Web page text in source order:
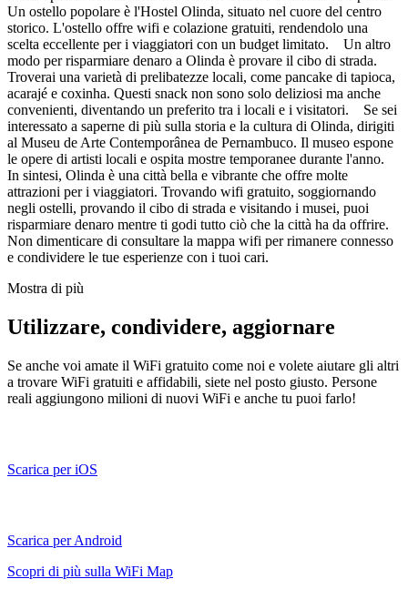
Un ostello popolare è l'Hostel Olinda, situato nel cuore del centro
storico. L'ostello offre wifi e colazione gratuiti, rendendolo una
scelta eccellente per i viaggiatori con un budget limitato. Un altro
modo per risparmiare denaro a Olinda è provare il cibo di strada.
Troverai una varietà di prelibatezze locali, come pancake di tapioca,
acarajé e coxinha. Questi snack non sono solo deliziosi ma anche
convenienti, diventando un preferito tra i locali e i visitatori. Se sei
interessato a saperne di più sulla storia e la cultura di Olinda, dirigiti
al Museu de Arte Contemporânea de Pernambuco. Il museo espone
le opere di artisti locali e ospita mostre temporanee durante l'anno.
In sintesi, Olinda è una città bella e vibrante che offre molte
attrazioni per i viaggiatori. Trovando wifi gratuito, soggiornando
negli ostelli, provando il cibo di strada e visitando i musei, puoi
risparmiare denaro mentre ti godi tutto ciò che la città ha da offrire.
Non dimenticare di consultare la mappa wifi per rimanere connesso
e condividere le tue esperienze con i tuoi cari.
Mostra di più
Utilizzare, condividere, aggiornare
Se anche voi amate il WiFi gratuito come noi e volete aiutare gli altri
a trovare WiFi gratuiti e affidabili, siete nel posto giusto. Persone
reali aggiungono milioni di nuovi WiFi e anche tu puoi farlo!
Scarica per iOS
Scarica per Android
Scopri di più sulla WiFi Map